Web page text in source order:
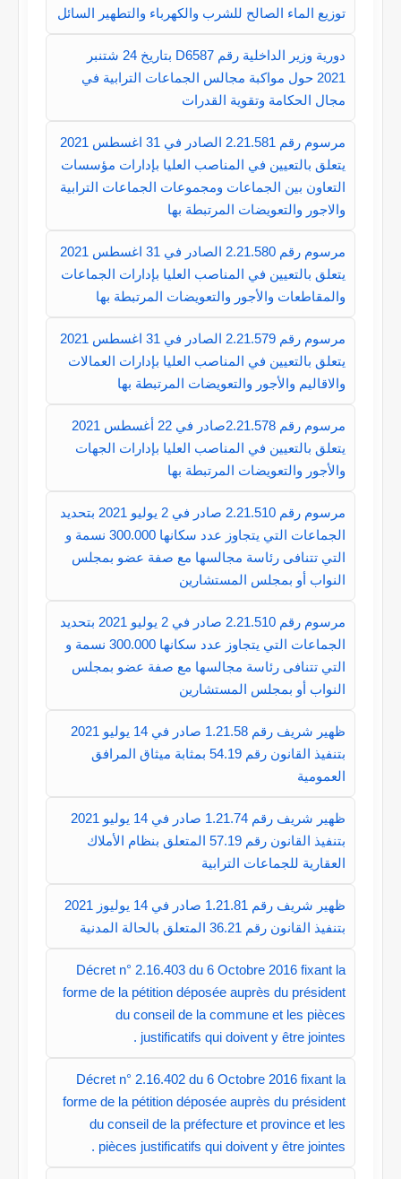
توزيع الماء الصالح للشرب والكهرباء والتطهير السائل
دورية وزير الداخلية رقم D6587 بتاريخ 24 شتنبر
2021 حول مواكبة مجالس الجماعات الترابية في
مجال الحكامة وتقوية القدرات
مرسوم رقم 2.21.581 الصادر في 31 اغسطس 2021
يتعلق بالتعيين في المناصب العليا بإدارات مؤسسات
التعاون بين الجماعات ومجموعات الجماعات الترابية
والاجور والتعويضات المرتبطة بها
مرسوم رقم 2.21.580 الصادر في 31 اغسطس 2021
يتعلق بالتعيين في المناصب العليا بإدارات الجماعات
والمقاطعات والأجور والتعويضات المرتبطة بها
مرسوم رقم 2.21.579 الصادر في 31 اغسطس 2021
يتعلق بالتعيين في المناصب العليا بإدارات العمالات
والاقاليم والأجور والتعويضات المرتبطة بها
مرسوم رقم 2.21.578صادر في 22 أغسطس 2021
يتعلق بالتعيين في المناصب العليا بإدارات الجهات
والأجور والتعويضات المرتبطة بها
مرسوم رقم 2.21.510 صادر في 2 يوليو 2021 بتحديد
الجماعات التي يتجاوز عدد سكانها 300.000 نسمة و
التي تتنافى رئاسة مجالسها مع صفة عضو بمجلس
النواب أو بمجلس المستشارين
مرسوم رقم 2.21.510 صادر في 2 يوليو 2021 بتحديد
الجماعات التي يتجاوز عدد سكانها 300.000 نسمة و
التي تتنافى رئاسة مجالسها مع صفة عضو بمجلس
النواب أو بمجلس المستشارين
ظهير شريف رقم 1.21.58 صادر في 14 يوليو 2021
بتنفيذ القانون رقم 54.19 بمثابة ميثاق المرافق
العمومية
ظهير شريف رقم 1.21.74 صادر في 14 يوليو 2021
بتنفيذ القانون رقم 57.19 المتعلق بنظام الأملاك
العقارية للجماعات الترابية
ظهير شريف رقم 1.21.81 صادر في 14 يوليوز 2021
بتنفيذ القانون رقم 36.21 المتعلق بالحالة المدنية
Décret n° 2.16.403 du 6 Octobre 2016 fixant la
forme de la pétition déposée auprès du président
du conseil de la commune et les pièces
justificatifs qui doivent y être jointes .
Décret n° 2.16.402 du 6 Octobre 2016 fixant la
forme de la pétition déposée auprès du président
du conseil de la préfecture et province et les
pièces justificatifs qui doivent y être jointes .